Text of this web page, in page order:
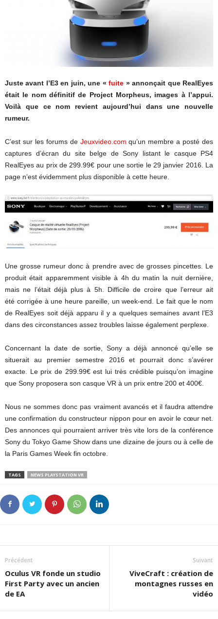
Juste avant l’E3 en juin, une «fuite » annonçait que RealEyes
était le nom définitif de Project Morpheus, images à l’appui.
Voilà que ce nom revient aujourd’hui dans une nouvelle
rumeur.
C’est sur les forums de Jeuxvideo.com qu’un membre a posté des
captures d’écran du site belge de Sony listant le casque PS4
RealEyes au prix de 299.99€ pour une sortie le 29 janvier 2016. La
page n’est évidemment plus disponible à cette heure.
Une grosse rumeur donc à prendre avec de grosses pincettes. Le
produit était apparemment visible à 4h du matin la nuit dernière,
mais ne l’était déjà plus à 5h. Difficile de croire que l’erreur ait
été corrigée à une heure pareille, un week-end. Le fait que le nom
de RealEyes soit déjà apparu il y a quelques semaines avant l’E3
dans des circonstances assez troubles laisse également perplexe.
Concernant la date de sortie, Sony a déjà annoncé qu’elle se
situerait au premier semestre 2016 et pourrait donc s’avérer
exacte. Le prix de 299.99€ est lui très crédible puisqu’on imagine
que Sony proposera son casque VR à un prix entre 200 et 400€.
Nous ne sommes donc pas vraiment avancés et il faudra attendre
une confirmation du constructeur nippon pour en avoir le cœur net.
Des annonces qui pourraient arriver très vite lors de la conférence
Sony du Tokyo Game Show dans une dizaine de jours ou à celle de
la Paris Games Week fin octobre.
TAGS NEWS PLAYSTATION VR
Précédent
Oculus VR fonde un studio
First Party avec un ancien
de EA
Suivant
ViveCraft : création de
montagnes russes en
vidéo